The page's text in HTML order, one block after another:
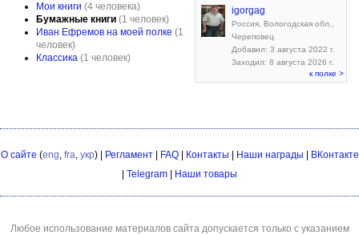
Мои книги (4 человека)
Бумажные книги (1 человек)
Иван Ефремов на моей полке (1
человек)
Классика (1 человек)
igorgag
Россия, Вологодская обл.,
Череповец
Добавил: 3 августа 2022 г.
Заходил: 8 августа 2026 г.
к полке >
О сайте (eng, fra, укр) | Регламент| FAQ| Контакты Наши награды
ВКонтакте
Telegram Наши товары
Любое использование материалов сайта допускается только с указанием